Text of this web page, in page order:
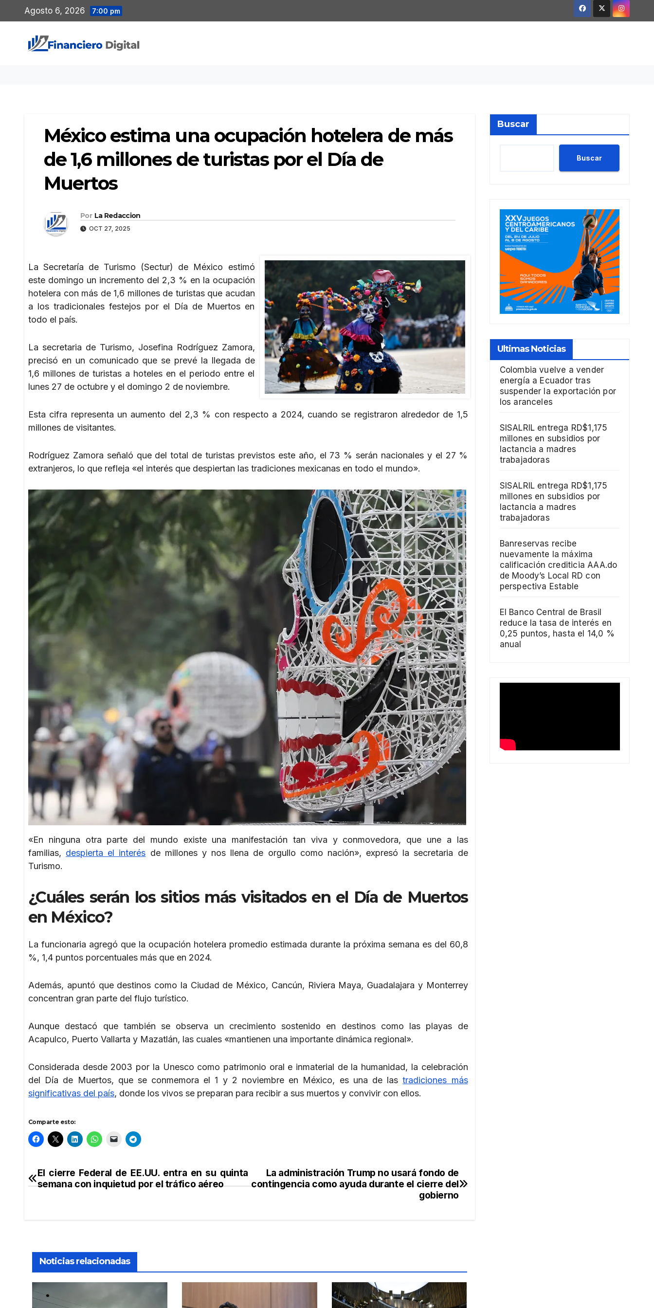
al
contenido
Agosto 6, 2026 7:00 pm
México estima una ocupación hotelera de más
de 1,6 millones de turistas por el Día de
Muertos
Por La Redaccion
OCT 27, 2025
La Secretaría de Turismo (Sectur) de México estimó
este domingo un incremento del 2,3 % en la ocupación
hotelera con más de 1,6 millones de turistas que acudan
a los tradicionales festejos por el Día de Muertos en
todo el país.
La secretaria de Turismo, Josefina Rodríguez Zamora,
precisó en un comunicado que se prevé la llegada de
1,6 millones de turistas a hoteles en el periodo entre el
lunes 27 de octubre y el domingo 2 de noviembre.
Esta cifra representa un aumento del 2,3 % con respecto a 2024, cuando se registraron alrededor de 1,5
millones de visitantes.
Rodríguez Zamora señaló que del total de turistas previstos este año, el 73 % serán nacionales y el 27 %
extranjeros, lo que refleja «el interés que despiertan las tradiciones mexicanas en todo el mundo».
«En ninguna otra parte del mundo existe una manifestación tan viva y conmovedora, que une a las
familias, despierta el interés de millones y nos llena de orgullo como nación», expresó la secretaria de
Turismo.
¿Cuáles serán los sitios más visitados en el Día de Muertos
en México?
La funcionaria agregó que la ocupación hotelera promedio estimada durante la próxima semana es del 60,8
%, 1,4 puntos porcentuales más que en 2024.
Además, apuntó que destinos como la Ciudad de México, Cancún, Riviera Maya, Guadalajara y Monterrey
concentran gran parte del flujo turístico.
Aunque destacó que también se observa un crecimiento sostenido en destinos como las playas de
Acapulco, Puerto Vallarta y Mazatlán, las cuales «mantienen una importante dinámica regional».
Considerada desde 2003 por la Unesco como patrimonio oral e inmaterial de la humanidad, la celebración
del Día de Muertos, que se conmemora el 1 y 2 noviembre en México, es una de lastradiciones más
significativas del país, donde los vivos se preparan para recibir a sus muertos y convivir con ellos.
Comparte esto:
Navegación
La administración Trump no usará fondo de
contingencia como ayuda durante el cierre del
gobierno
El cierre Federal de EE.UU. entra en su quinta
semana con inquietud por el tráfico aéreo
Noticias relacionadas
Buscar
Buscar
Ultimas Noticias
Colombia vuelve a vender
energía a Ecuador tras
suspender la exportación por
los aranceles
SISALRIL entrega RD$1,175
millones en subsidios por
lactancia a madres
trabajadoras
SISALRIL entrega RD$1,175
millones en subsidios por
lactancia a madres
trabajadoras
Banreservas recibe
nuevamente la máxima
calificación crediticia AAA.do
de Moody’s Local RD con
perspectiva Estable
El Banco Central de Brasil
reduce la tasa de interés en
0,25 puntos, hasta el 14,0 %
anual